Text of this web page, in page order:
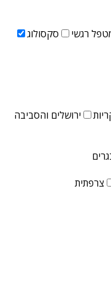
רגשי
סקסולוג
ירושלים והסביבה
צרפתית